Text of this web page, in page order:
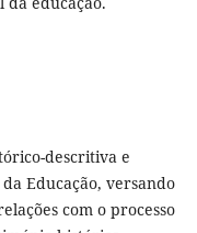
descritiva e
Educação, versando
com o processo